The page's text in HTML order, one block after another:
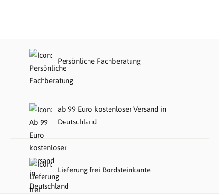
Persönliche Fachberatung
ab 99 Euro kostenloser Versand in
Deutschland
Lieferung frei Bordsteinkante